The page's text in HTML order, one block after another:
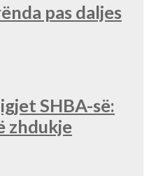
pas daljes
SHBA-së:
zhdukje